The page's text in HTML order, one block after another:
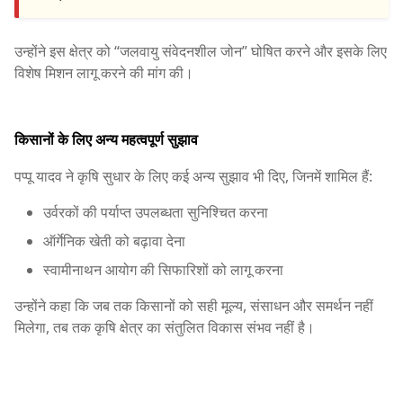
उन्होंने इस क्षेत्र को “जलवायु संवेदनशील जोन” घोषित करने और इसके लिए
विशेष मिशन लागू करने की मांग की।
किसानों के लिए अन्य महत्वपूर्ण सुझाव
पप्पू यादव ने कृषि सुधार के लिए कई अन्य सुझाव भी दिए, जिनमें शामिल हैं:
उर्वरकों की पर्याप्त उपलब्धता सुनिश्चित करना
ऑर्गेनिक खेती को बढ़ावा देना
स्वामीनाथन आयोग की सिफारिशों को लागू करना
उन्होंने कहा कि जब तक किसानों को सही मूल्य, संसाधन और समर्थन नहीं
मिलेगा, तब तक कृषि क्षेत्र का संतुलित विकास संभव नहीं है।